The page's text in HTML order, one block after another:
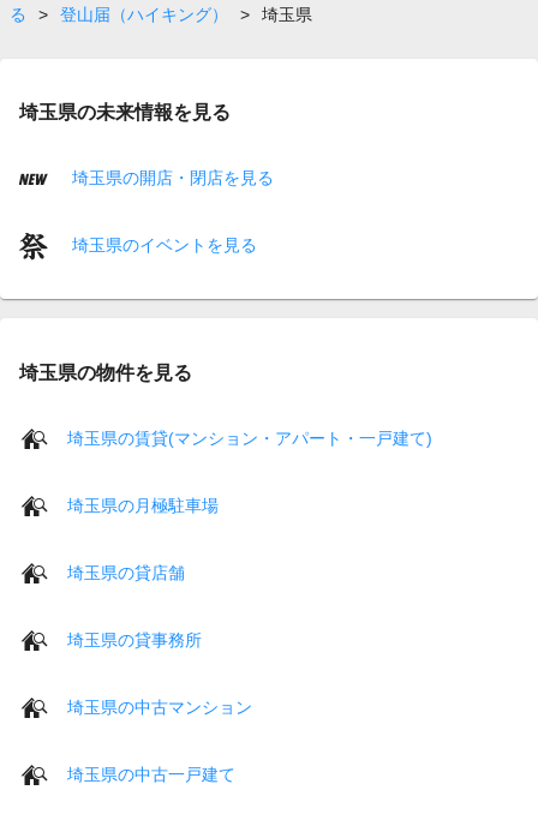
る
> 登山届（ハイキング） > 埼玉県
埼玉県の未来情報を見る
埼玉県の開店・閉店を見る
埼玉県のイベントを見る
埼玉県の物件を見る
埼玉県の賃貸(マンション・アパート・一戸建て)
埼玉県の月極駐車場
埼玉県の貸店舗
埼玉県の貸事務所
埼玉県の中古マンション
埼玉県の中古一戸建て